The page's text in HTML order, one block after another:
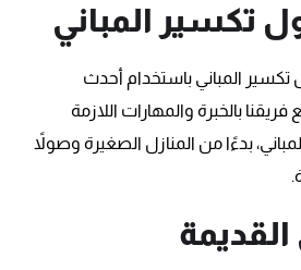
تكسير المباني
المباني باستخدام أحدث
بالخبرة والمهارات اللازمة
بدءًا من المنازل الصغيرة وصولاً
القديمة